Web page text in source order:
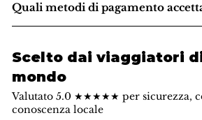
Quali metodi di pagamento
Scelto dai viaggiatori
mondo
Valutato 5.0 ★★★★★ per sicurezza,
conoscenza locale